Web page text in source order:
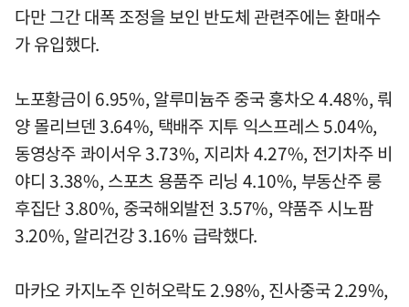
다만 그간 대폭 조정을 보인 반도체 관련주에는 환매수
가 유입했다.
노포황금이 6.95%, 알루미늄주 중국 훙차오 4.48%, 뤄
양 몰리브덴 3.64%, 택배주 지투 익스프레스 5.04%,
동영상주 콰이서우 3.73%, 지리차 4.27%, 전기차주 비
야디 3.38%, 스포츠 용품주 리닝 4.10%, 부동산주 룽
후집단 3.80%, 중국해외발전 3.57%, 약품주 시노팜
3.20%, 알리건강 3.16% 급락했다.
마카오 카지노주 인허오락도 2.98%, 진사중국 2.29%,